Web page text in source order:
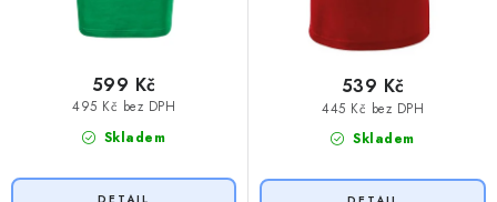
Skladem
495 Kč bez DPH
599 Kč
Skladem
445 Kč bez DPH
539 Kč